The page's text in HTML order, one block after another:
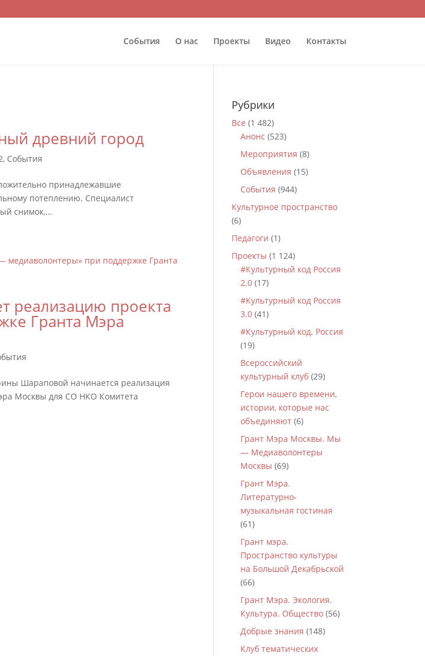
События О нас Проекты Видео Контакты
древний город
, События
принадлежавшие
потеплению. Специалист
снимок,...
реализацию проекта
Гранта Мэра
Шараповой начинается реализация
Москвы для СО НКО Комитета
Рубрики
Все (1 482)
Анонс (523)
Мероприятия (8)
Объявления (15)
События (944)
Культурное пространство
(6)
Педагоги (1)
Проекты (1 124)
#Культурный код Россия
2.0 (17)
#Культурный код Россия
3.0 (41)
#Культурный код. Россия
(19)
Всероссийский
культурный клуб (29)
Герои нашего времени,
истории, которые нас
объединяют (6)
Грант Мэра Москвы. Мы
— Медиаволонтеры
Москвы (69)
Грант Мэра.
Литературно-
музыкальная гостиная
(61)
Грант мэра.
Пространство культуры
на Большой Декабрьской
(66)
Грант Мэра. Экология.
Культура. Общество (56)
Добрые знания (148)
Клуб тематических